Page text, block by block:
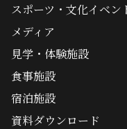
スポーツ・文化イベン
メディア
見学・体験施設
食事施設
宿泊施設
資料ダウンロード